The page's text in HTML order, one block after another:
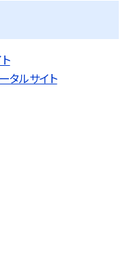
ルサイト